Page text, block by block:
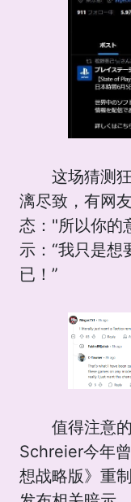
这场猜测
漓尽致，有网
态："所以你的
示：“我只是想
已！”
值得注意
Schreier今年
想战略版》重